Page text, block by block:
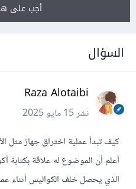
أجب على
السؤال
Raza Alotaibi
نشر15 مايو 2025
كيف تبدأ عملية اختراق جهاز مثل
أعلم أن الموضوع له علاقة بكتابة
الذي يحصل خلف الكواليس أثناء